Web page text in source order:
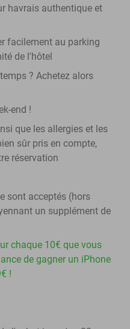
havrais authentique et
facilement au parking
de l'hôtel
? Achetez alors
end !
que les allergies et les
sûr pris en compte,
réservation
sont acceptés (hors
un supplément de
chaque 10€ que vous
de gagner un iPhone
!